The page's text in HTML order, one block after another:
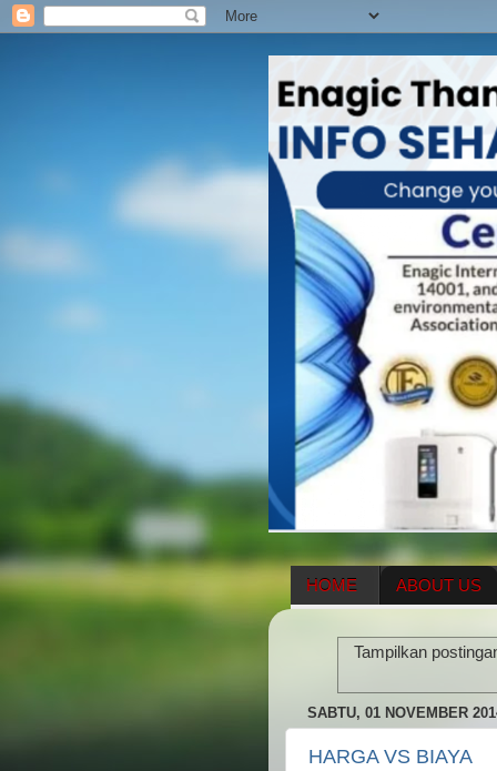
HOME ABOUT US
ENAGIC
Tampilkan
SABTU, 01 NOVEMBER
HARGA VS BIAYA